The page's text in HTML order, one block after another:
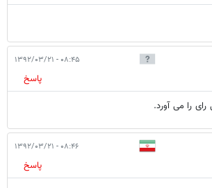
۰۸:۴۵ - ۱۳۹۲/۰۳/۲۱
پاسخ
را می آورد.
۰۸:۴۶ - ۱۳۹۲/۰۳/۲۱
پاسخ